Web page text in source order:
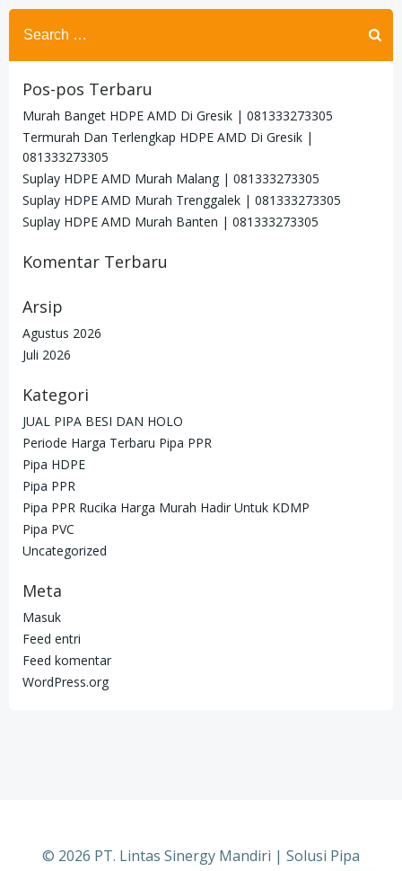
Search
for:
Pos-pos Terbaru
Murah Banget HDPE AMD Di Gresik | 081333273305
Termurah Dan Terlengkap HDPE AMD Di Gresik |
081333273305
Suplay HDPE AMD Murah Malang | 081333273305
Suplay HDPE AMD Murah Trenggalek | 081333273305
Suplay HDPE AMD Murah Banten | 081333273305
Komentar Terbaru
Arsip
Agustus 2026
Juli 2026
Kategori
JUAL PIPA BESI DAN HOLO
Periode Harga Terbaru Pipa PPR
Pipa HDPE
Pipa PPR
Pipa PPR Rucika Harga Murah Hadir Untuk KDMP
Pipa PVC
Uncategorized
Meta
Masuk
Feed entri
Feed komentar
WordPress.org
© 2026 PT. Lintas Sinergy Mandiri | Solusi Pipa